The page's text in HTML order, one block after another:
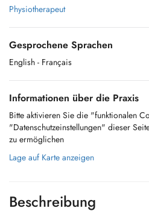
Physiotherapeut
Gesprochene Sprachen
English - Français
Informationen über die Praxis
Bitte aktivieren Sie die "funktionalen
"Datenschutzeinstellungen" dieser
zu ermöglichen
Lage auf Karte anzeigen
Beschreibung